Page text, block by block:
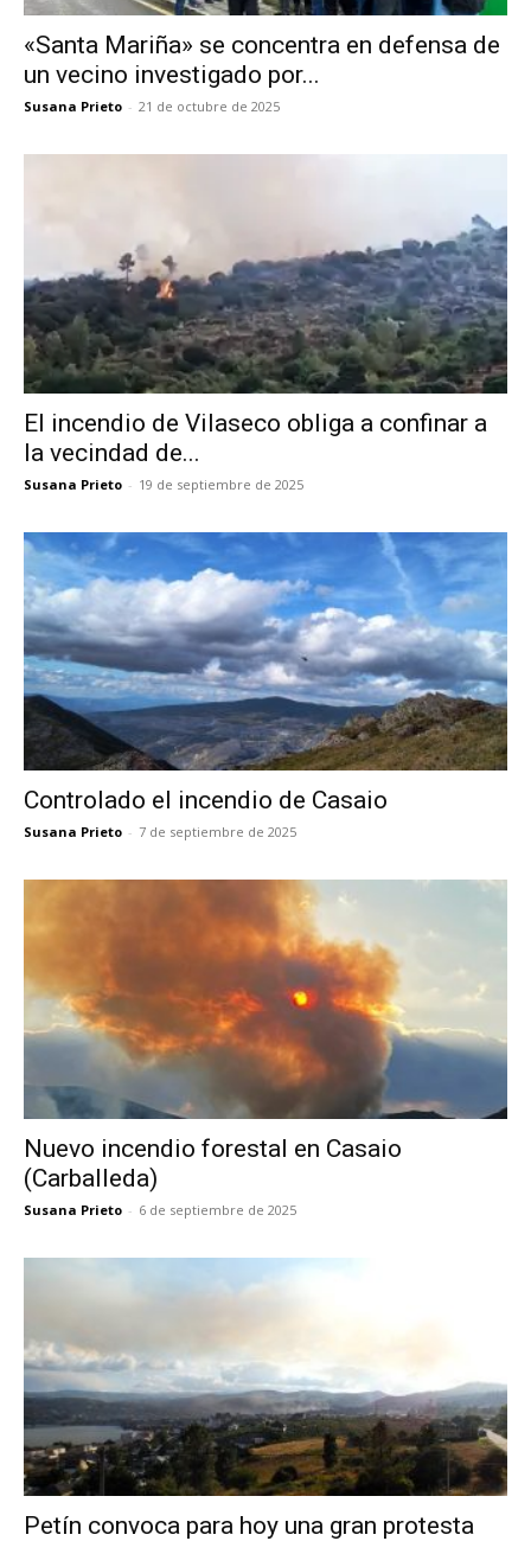
«Santa Mariña» se concentra en defensa de
un vecino investigado por...
Susana Prieto - 21 de octubre de 2025
El incendio de Vilaseco obliga a confinar a
la vecindad de...
Susana Prieto - 19 de septiembre de 2025
Controlado el incendio de Casaio
Susana Prieto - 7 de septiembre de 2025
Nuevo incendio forestal en Casaio
(Carballeda)
Susana Prieto - 6 de septiembre de 2025
Petín convoca para hoy una gran protesta